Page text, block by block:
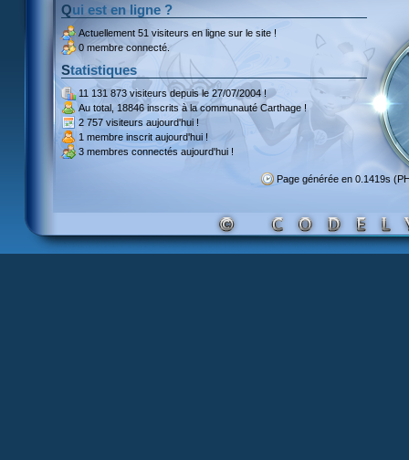
Qui est en ligne ?
Actuellement 51 visiteurs en ligne sur le site !
0 membre connecté.
Statistiques
11 131 873 visiteursdepuis le 27/07/2004 !
Au total, 18846 inscritsà la communauté Carthage !
2 757 visiteurs aujourd'hui !
1 membre inscrit aujourd'hui !
3 membres connectés aujourd'hui !
Page générée en 0.1419s